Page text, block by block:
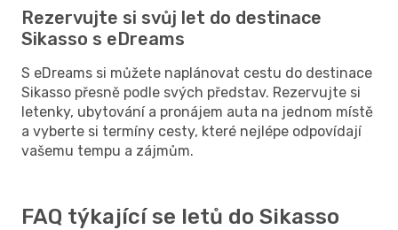
Rezervujte si svůj let do destinace
Sikasso s eDreams
S eDreams si můžete naplánovat cestu do destinace
Sikasso přesně podle svých představ. Rezervujte si
letenky, ubytování a pronájem auta na jednom místě
a vyberte si termíny cesty, které nejlépe odpovídají
vašemu tempu a zájmům.
FAQ týkající se letů do Sikasso